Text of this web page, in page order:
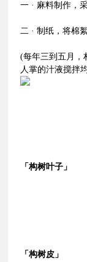
一 · 麻料制作，
二 · 制纸，将棉
(每年三到五月，
人掌的汁液搅拌
「构树叶子」
「构树皮」